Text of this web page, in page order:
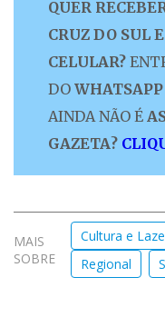
QUER
CRUZ DO SUL
CELULAR?
DO WHATSAPP
AINDA NÃO É
GAZETA?
MAIS
SOBRE
Cultura e
Regional